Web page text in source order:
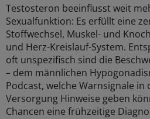
Testosteron beeinflusst weit
Sexualfunktion: Es erfüllt eine
Stoffwechsel, Muskel- und
und Herz-Kreislauf-System.
oft unspezifisch sind die
– dem männlichen
Podcast, welche Warnsignale
Versorgung Hinweise geben
Chancen eine frühzeitige